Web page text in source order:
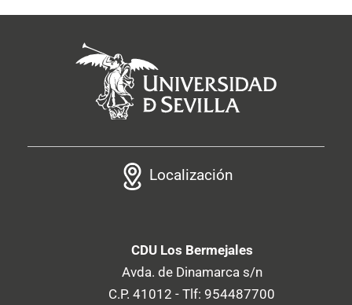
Localización
CDU Los Bermejales
Avda. de Dinamarca s/n
C.P. 41012 - Tlf: 954487700